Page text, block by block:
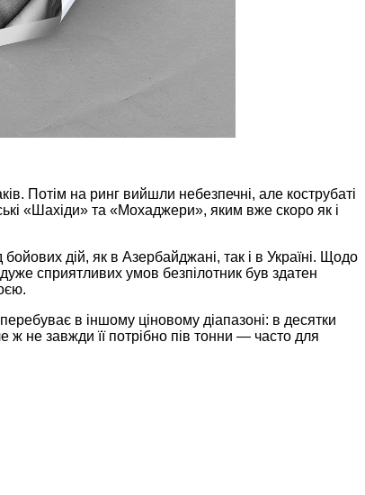
Потім на ринг вийшли небезпечні, але кострубаті
«Шахіди» та «Мохаджери», яким вже скоро як і
дій, як в Азербайджані, так і в Україні. Щодо
сприятливих умов безпілотник був здатен
в іншому ціновому діапазоні: в десятки
не завжди її потрібно пів тонни — часто для